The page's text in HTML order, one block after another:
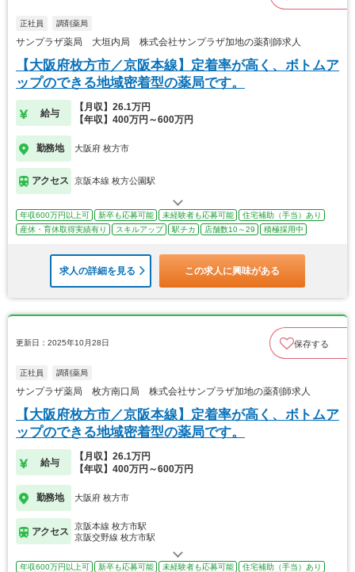
正社員 調剤薬局
サンプラザ薬局 大垣内局 株式会社サンプラザ加地の薬剤師求人
【大阪府枚方市／京阪本線】定着率が高く、ボトムア
ップのできる地域密着型の薬局です。
給与
【月収】26.1万円
【年収】400万円～600万円
勤務地 大阪府 枚方市
アクセス 京阪本線 枚方公園駅
年収600万円以上可 新卒も応募可能 未経験者も応募可能
住宅補助（手当）あり
産休・育休取得実績有り
スキルアップ 駅チカ 店舗数10～29 積極採用中
求人の詳細を見る この求人に興味がある
更新日：2025年10月28日 保存する
正社員 調剤薬局
サンプラザ薬局 枚方南口局 株式会社サンプラザ加地の薬剤師求人
【大阪府枚方市／京阪本線】定着率が高く、ボトムア
ップのできる地域密着型の薬局です。
給与
【月収】26.1万円
【年収】400万円～600万円
勤務地 大阪府 枚方市
アクセス
京阪本線 枚方市駅
京阪交野線 枚方市駅
年収600万円以上可 新卒も応募可能 未経験者も応募可能
住宅補助（手当）あり